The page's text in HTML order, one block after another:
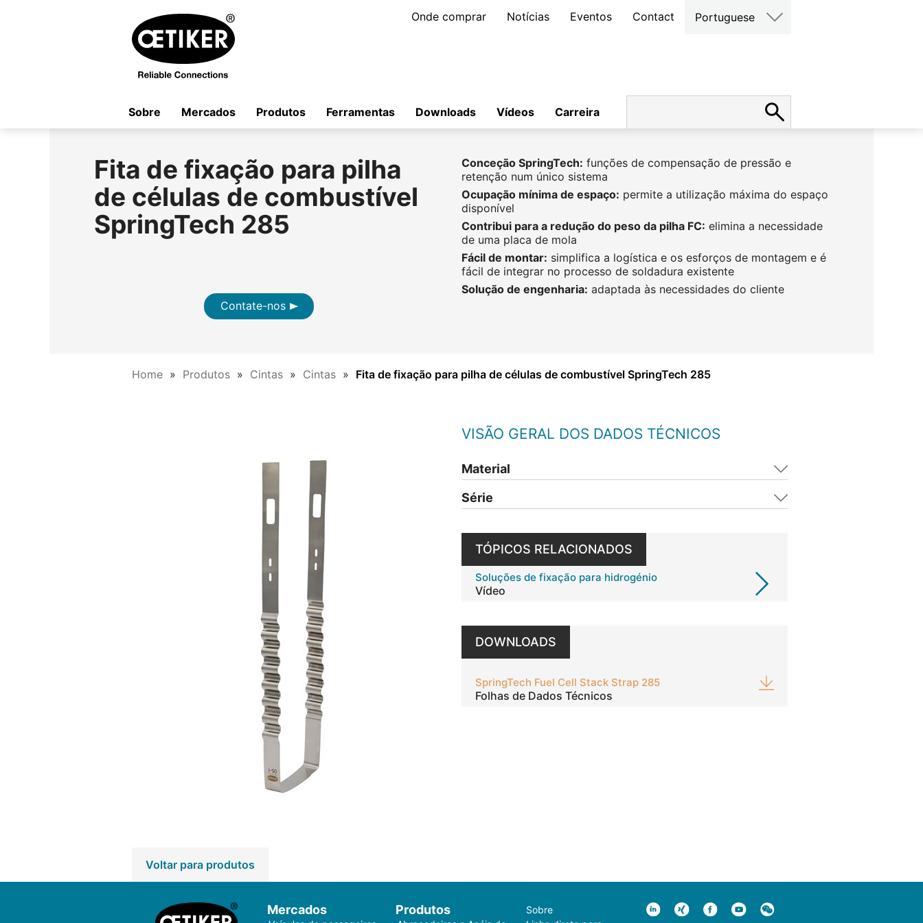
Onde comprar Notícias Eventos Contact Portuguese
Sobre Mercados Produtos Ferramentas Downloads Vídeos Carreira
Fita de fixação para pilha
de células de combustível
SpringTech 285
Contate-nos
Conceção SpringTech: funções de compensação de pressão e
retenção num único sistema
Ocupação mínima de espaço: permite a utilização máxima do espaço
disponível
Contribui para a redução do peso da pilha FC: elimina a necessidade
de uma placa de mola
Fácil de montar: simplifica a logística e os esforços de montagem e é
fácil de integrar no processo de soldadura existente
Solução de engenharia: adaptada às necessidades do cliente
Home Produtos Cintas Cintas Fita de fixação para pilha de células de combustível SpringTech 285
VISÃO GERAL DOS DADOS TÉCNICOS
Material
Série
TÓPICOS RELACIONADOS
Soluções de fixação para hidrogénio
Vídeo
DOWNLOADS
SpringTech Fuel Cell Stack Strap 285
Folhas de Dados Técnicos
Voltar para produtos
Mercados Produtos
Sobre